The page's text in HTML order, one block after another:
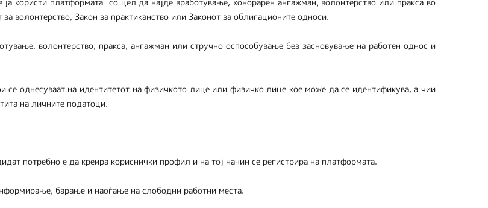
волонтерство, Закон за практиканство или Законот за облигационите односи.
волонтерство, пракса, ангажман или стручно оспособување без засновување на работен однос и
однесуваат на идентитетот на физичкото лице или физичко лице кое може да се идентификува, а чии
на личните податоци.
потребно е да креира кориснички профил и на тој начин се регистрира на платформата.
барање и наоѓање на слободни работни места.